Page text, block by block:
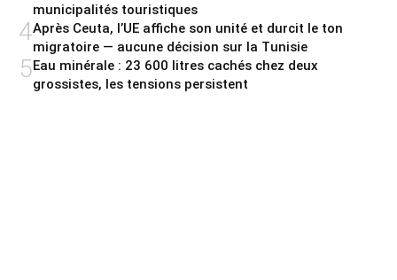
municipalités touristiques
4Après Ceuta, l’UE affiche son unité et durcit le ton
migratoire — aucune décision sur la Tunisie
5Eau minérale : 23 600 litres cachés chez deux
grossistes, les tensions persistent